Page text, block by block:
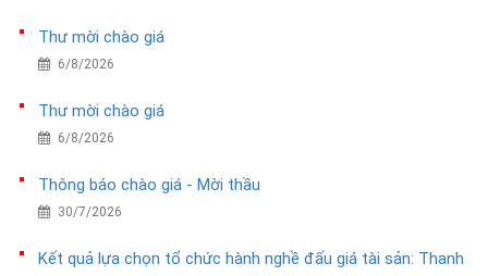
Thư mời chào giá
6/8/2026
Thư mời chào giá
6/8/2026
Thông báo chào giá - Mời thầu
30/7/2026
Kết quả lựa chọn tổ chức hành nghề đấu giá tài sản: Thanh